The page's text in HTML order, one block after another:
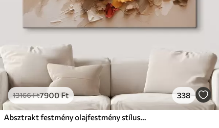
13166Ft7900Ft 338
Absztrakt festmény olajfestmény stílusban